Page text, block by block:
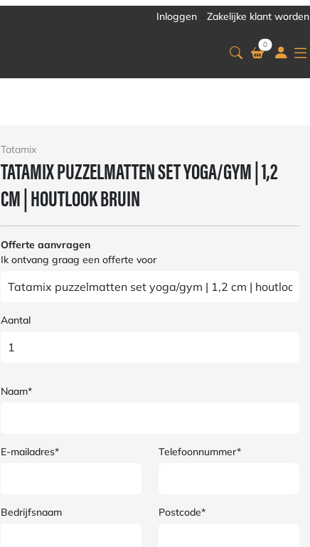
Inloggen Zakelijke klant worden
0
Tatamix
TATAMIX PUZZELMATTEN SET YOGA/GYM | 1,2
CM | HOUTLOOK BRUIN
Offerte aanvragen
Ik ontvang graag een offerte voor
Aantal
Naam*
E-mailadres* Telefoonnummer*
Bedrijfsnaam Postcode*